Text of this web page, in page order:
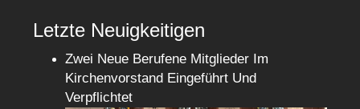
Letzte Neuigkeitigen
Zwei Neue Berufene Mitglieder Im
Kirchenvorstand Eingeführt Und
Verpflichtet